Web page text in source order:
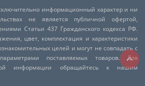
информационный характер и ни
не является публичной офертой,
Статьи 437 Гражданского кодекса РФ.
цвет, комплектация и характеристики
целей и могут не совпадать с
поставляемых товаров. Для
информации обращайтесь к нашим